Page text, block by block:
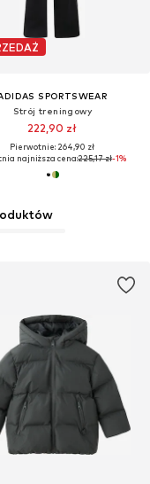
SPORTSWEAR
Strój treningowy
222,90 zł
Pierwotnie: 264,90 zł
najniższa cena:225,17 zł-1%